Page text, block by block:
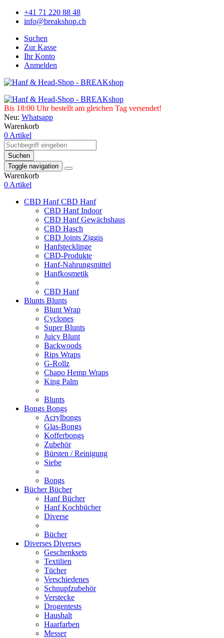
+41 71 220 88 48
info@breakshop.ch
Suchen
Zur Kasse
Ihr Konto
Anmelden
Bis 18:00 Uhr bestellt am gleichen Tag versendet!
Neu: Whatsapp
Warenkorb
0 Artikel
Suchen
Toggle navigation
Warenkorb
0 Artikel
CBD HanfCBD Hanf
CBD Hanf Indoor
CBD Hanf Gewächshaus
CBD Hasch
CBD Joints Ziggis
Hanfstecklinge
CBD-Produkte
Hanf-Nahrungsmittel
Hanfkosmetik
CBD Hanf
Blunts Blunts
Blunt Wrap
Cyclones
Super Blunts
Juicy Blunt
Backwoods
Rips Wraps
G-Rollz
Chapo Hemp Wraps
King Palm
Blunts
Bongs Bongs
Acrylbongs
Glas-Bongs
Kofferbongs
Zubehör
Bürsten / Reinigung
Siebe
Bongs
BücherBücher
Hanf Bücher
Hanf Kochbücher
Diverse
Bücher
Diverses Diverses
Geschenksets
Textilien
Tücher
Verschiedenes
Schnupfzubehör
Verstecke
Drogentests
Haushalt
Haarfarben
Messer